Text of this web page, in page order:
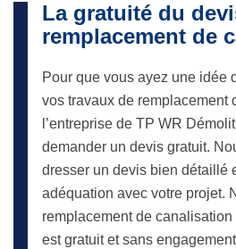
La gratuité du
remplacement de
Pour que vous ayez une idée
vos travaux de remplacement
l’entreprise de TP WR
demander un devis gratuit.
dresser un devis bien détaillé
adéquation avec votre projet.
remplacement de
est gratuit et sans